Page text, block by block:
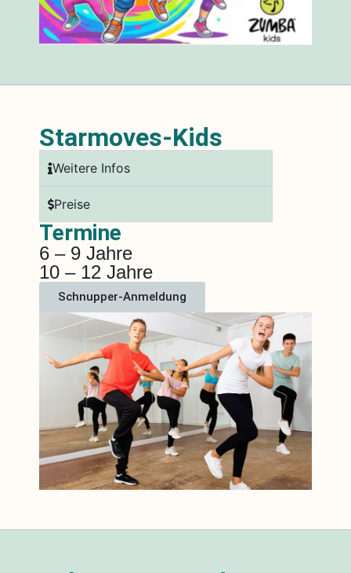
Starmoves-Kids
Weitere Infos
Preise
Termine
6 – 9 Jahre
10 – 12 Jahre
Schnupper-Anmeldung